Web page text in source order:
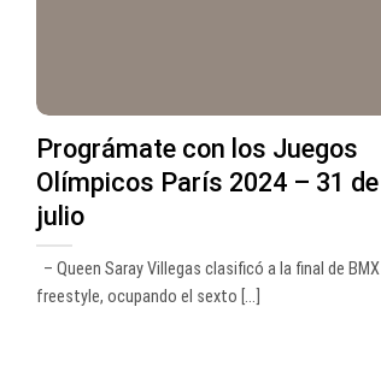
Prográmate con los Juegos
Olímpicos París 2024 – 31 de
julio
– Queen Saray Villegas clasificó a la final de BMX
freestyle, ocupando el sexto [...]